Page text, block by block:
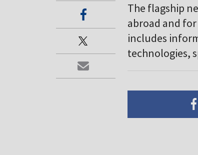
The flagship
abroad and
includes
technologies,